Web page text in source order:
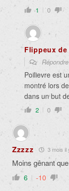
1 0
Flippeux
Poilievre est
montré lors
dans un but
2 0
Zzzzz 3 mois il
Moins gênant
6 -10